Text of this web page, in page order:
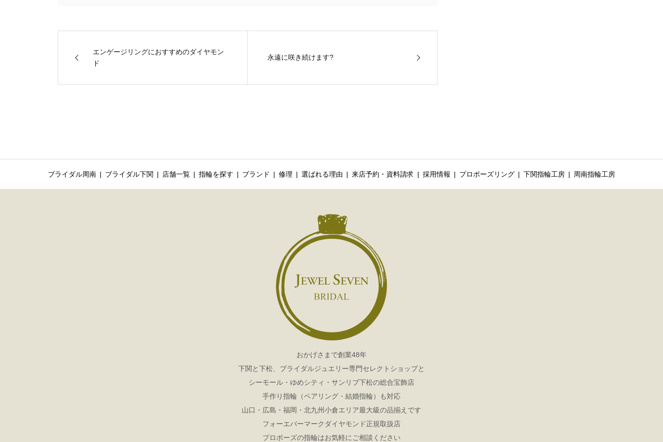
エンゲージリングにおすすめのダイヤモン
ド
永遠に咲き続けます?
ブライダル周南 ブライダル下関 店舗一覧 指輪を探す ブランド 修理 選ばれる理由 来店予約・資料請求 採用情報 プロポーズリング 下関指輪工房 周南指輪工房
おかげさまで創業48年
下関と下松、ブライダルジュエリー専門セレクトショップと
シーモール・ゆめシティ・サンリブ下松の総合宝飾店
手作り指輪（ペアリング・結婚指輪）も対応
山口・広島・福岡・北九州小倉エリア最大級の品揃えです
フォーエバーマークダイヤモンド正規取扱店
プロポーズの指輪はお気軽にご相談ください